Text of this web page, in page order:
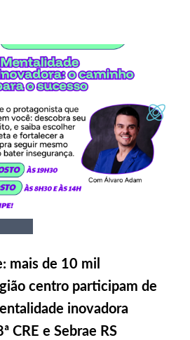
mais de 10 mil
centro participam de
inovadora
CRE e Sebrae RS